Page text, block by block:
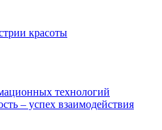
красоты
технологий
– успех взаимодействия